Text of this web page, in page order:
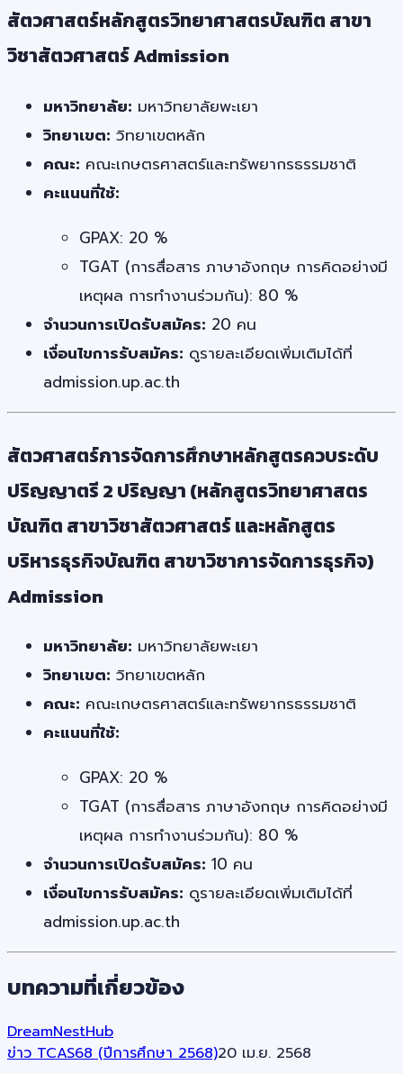
สัตวศาสตร์หลักสูตรวิทยาศาสตรบัณฑิต สาขา
วิชาสัตวศาสตร์ Admission
มหาวิทยาลัย: มหาวิทยาลัยพะเยา
วิทยาเขต: วิทยาเขตหลัก
คณะ: คณะเกษตรศาสตร์และทรัพยากรธรรมชาติ
คะแนนที่ใช้:
GPAX: 20 %
TGAT (การสื่อสาร ภาษาอังกฤษ การคิดอย่างมี
เหตุผล การทำงานร่วมกัน): 80 %
จำนวนการเปิดรับสมัคร: 20 คน
เงื่อนไขการรับสมัคร: ดูรายละเอียดเพิ่มเติมได้ที่
admission.up.ac.th
สัตวศาสตร์การจัดการศึกษาหลักสูตรควบระดับ
ปริญญาตรี 2 ปริญญา (หลักสูตรวิทยาศาสตร
บัณฑิต สาขาวิชาสัตวศาสตร์ และหลักสูตร
บริหารธุรกิจบัณฑิต สาขาวิชาการจัดการธุรกิจ)
Admission
มหาวิทยาลัย: มหาวิทยาลัยพะเยา
วิทยาเขต: วิทยาเขตหลัก
คณะ: คณะเกษตรศาสตร์และทรัพยากรธรรมชาติ
คะแนนที่ใช้:
GPAX: 20 %
TGAT (การสื่อสาร ภาษาอังกฤษ การคิดอย่างมี
เหตุผล การทำงานร่วมกัน): 80 %
จำนวนการเปิดรับสมัคร: 10 คน
เงื่อนไขการรับสมัคร: ดูรายละเอียดเพิ่มเติมได้ที่
admission.up.ac.th
บทความที่เกี่ยวข้อง
DreamNestHub
ข่าว TCAS68 (ปีการศึกษา 2568)20 เม.ย. 2568